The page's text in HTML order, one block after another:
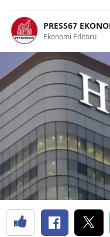
PRESS67
Ekonomi Editörü